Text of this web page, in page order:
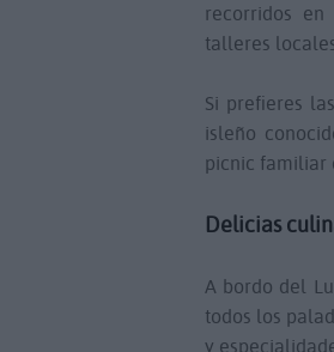
recorridos
talleres
Si prefieres
isleño
picnic familiar
Delicias
A bordo del
todos los
y